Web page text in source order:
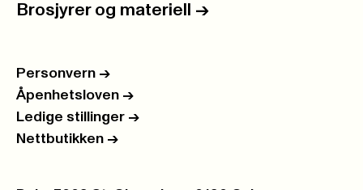
Brosjyrer og materiell ->
Personvern ->
Åpenhetsloven ->
Ledige stillinger ->
Nettbutikken ->